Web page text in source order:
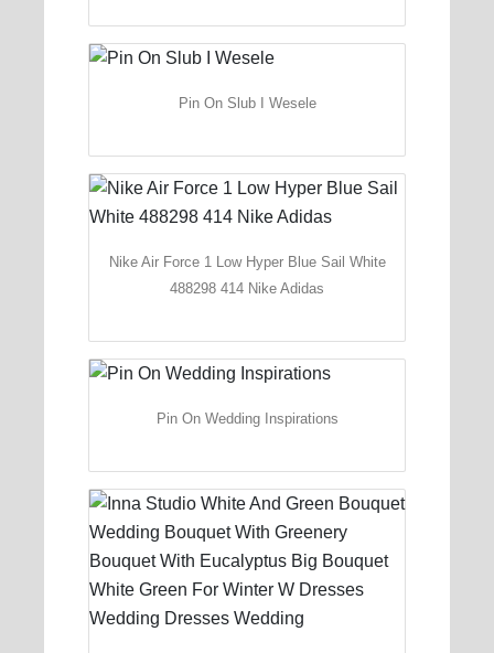
Pin On Slub I Wesele
Nike Air Force 1 Low Hyper Blue Sail White
488298 414 Nike Adidas
Pin On Wedding Inspirations